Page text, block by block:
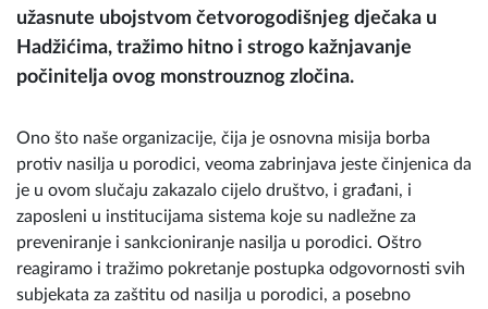
užasnute ubojstvom četvorogodišnjeg dječaka u
Hadžićima, tražimo hitno i strogo kažnjavanje
počinitelja ovog monstrouznog zločina.
Ono što naše organizacije, čija je osnovna misija borba
protiv nasilja u porodici, veoma zabrinjava jeste činjenica da
je u ovom slučaju zakazalo cijelo društvo, i građani, i
zaposleni u institucijama sistema koje su nadležne za
preveniranje i sankcioniranje nasilja u porodici. Oštro
reagiramo i tražimo pokretanje postupka odgovornosti svih
subjekata za zaštitu od nasilja u porodici, a posebno